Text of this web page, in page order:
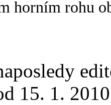
horním rohu
15. 1.